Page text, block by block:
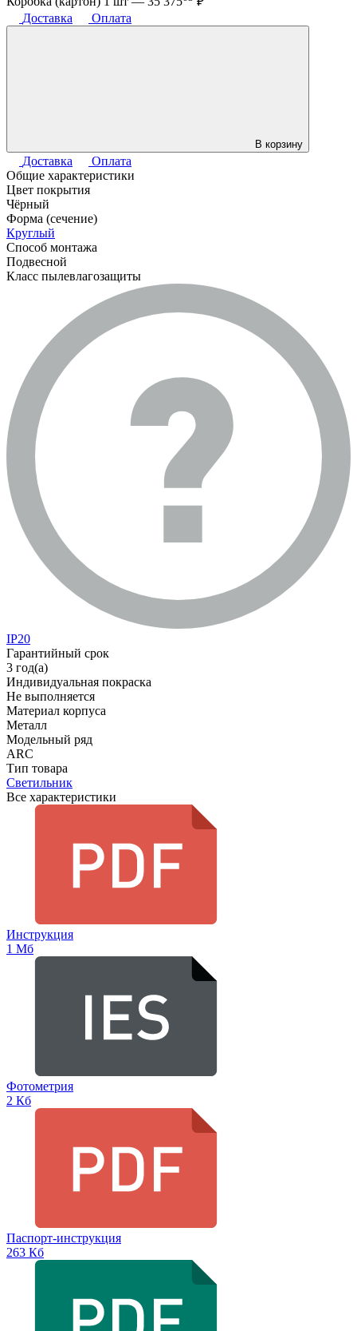
Доставка
Оплата
В корзину
Доставка
Оплата
Общие характеристики
Цвет покрытия
Чёрный
Форма (сечение)
Круглый
Способ монтажа
Подвесной
Класс пылевлагозащиты
IP20
Гарантийный срок
3 год(а)
Индивидуальная покраска
Не выполняется
Материал корпуса
Металл
Модельный ряд
ARC
Тип товара
Светильник
Все характеристики
Инструкция
1 Мб
Фотометрия
2 Кб
Паспорт-инструкция
263 Кб